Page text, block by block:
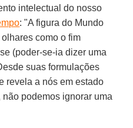
intelectual do nosso
: "A figura do Mundo
como o fim
(poder-se-ia dizer uma
suas formulações
revela a nós em estado
podemos ignorar uma